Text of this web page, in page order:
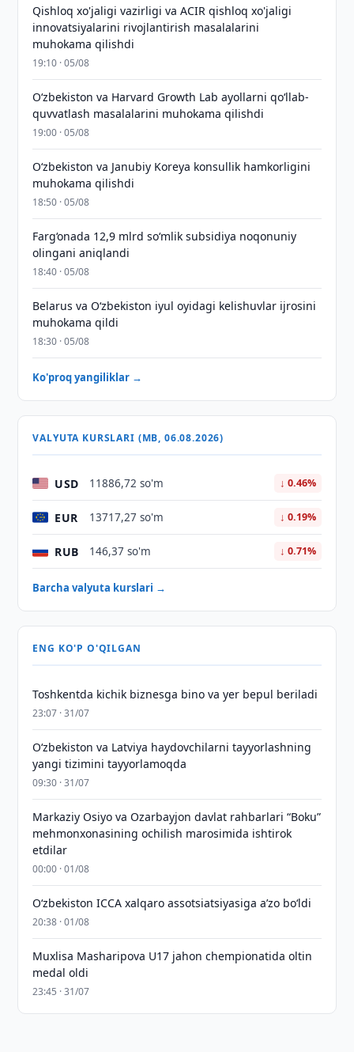
Qishloq xo'jaligi vazirligi va ACIR qishloq xo'jaligi
innovatsiyalarini rivojlantirish masalalarini
muhokama qilishdi
19:10 · 05/08
Oʻzbekiston va Harvard Growth Lab ayollarni qoʻllab-
quvvatlash masalalarini muhokama qilishdi
19:00 · 05/08
Oʻzbekiston va Janubiy Koreya konsullik hamkorligini
muhokama qilishdi
18:50 · 05/08
Farg‘onada 12,9 mlrd so‘mlik subsidiya noqonuniy
olingani aniqlandi
18:40 · 05/08
Belarus va O‘zbekiston iyul oyidagi kelishuvlar ijrosini
muhokama qildi
18:30 · 05/08
Ko'proq yangiliklar →
VALYUTA KURSLARI (MB, 06.08.2026)
USD 11886,72 so'm ↓ 0.46%
EUR 13717,27 so'm ↓ 0.19%
RUB 146,37 so'm ↓ 0.71%
Barcha valyuta kurslari →
ENG KO'P O'QILGAN
Toshkentda kichik biznesga bino va yer bepul beriladi
23:07 · 31/07
Oʻzbekiston va Latviya haydovchilarni tayyorlashning
yangi tizimini tayyorlamoqda
09:30 · 31/07
Markaziy Osiyo va Ozarbayjon davlat rahbarlari “Boku”
mehmonxonasining ochilish marosimida ishtirok
etdilar
00:00 · 01/08
O‘zbekiston ICCA xalqaro assotsiatsiyasiga aʼzo bo‘ldi
20:38 · 01/08
Muxlisa Masharipova U17 jahon chempionatida oltin
medal oldi
23:45 · 31/07